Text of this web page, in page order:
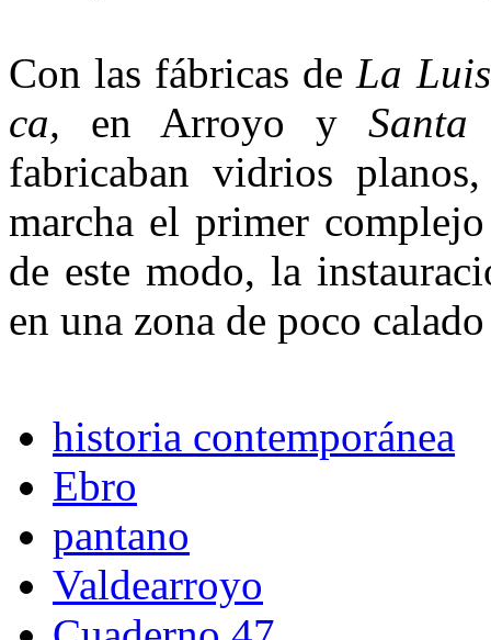
Con las fábricas de La
ca, en Arroyo y Santa
fabricaban vidrios
marcha el primer
de este modo, la
en una zona de poco
historia contemporánea
Ebro
pantano
Valdearroyo